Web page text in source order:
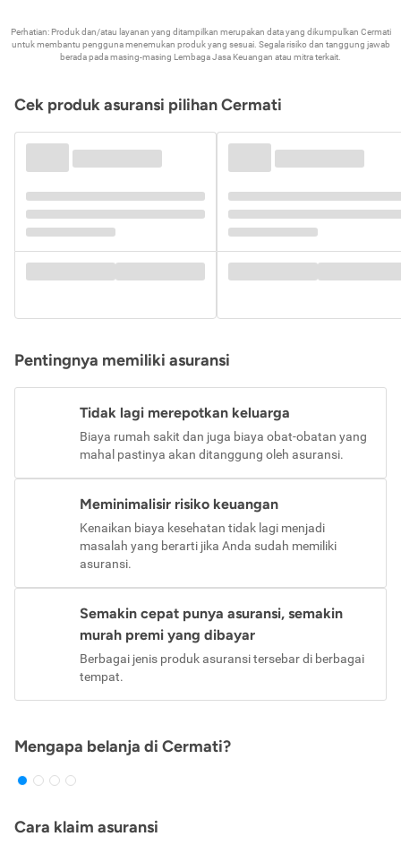
Perhatian: Produk dan/atau layanan yang ditampilkan merupakan data yang dikumpulkan Cermati
untuk membantu pengguna menemukan produk yang sesuai. Segala risiko dan tanggung jawab
berada pada masing-masing Lembaga Jasa Keuangan atau mitra terkait.
Cek produk asuransi pilihan Cermati
Pentingnya memiliki asuransi
Tidak lagi merepotkan keluarga
Biaya rumah sakit dan juga biaya obat-obatan yang
mahal pastinya akan ditanggung oleh asuransi.
Meminimalisir risiko keuangan
Kenaikan biaya kesehatan tidak lagi menjadi
masalah yang berarti jika Anda sudah memiliki
asuransi.
Semakin cepat punya asuransi, semakin
murah premi yang dibayar
Berbagai jenis produk asuransi tersebar di berbagai
tempat.
Mengapa belanja di Cermati?
Cara klaim asuransi